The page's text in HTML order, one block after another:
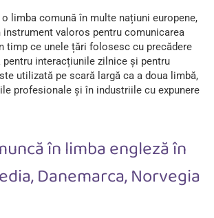
o limba comună în multe națiuni europene,
instrument valoros pentru comunicarea
timp ce unele țări folosesc cu precădere
pentru interacțiunile zilnice și pentru
utilizată pe scară largă ca a doua limbă,
profesionale și în industriile cu expunere
în limba engleză în
Danemarca, Norvegia